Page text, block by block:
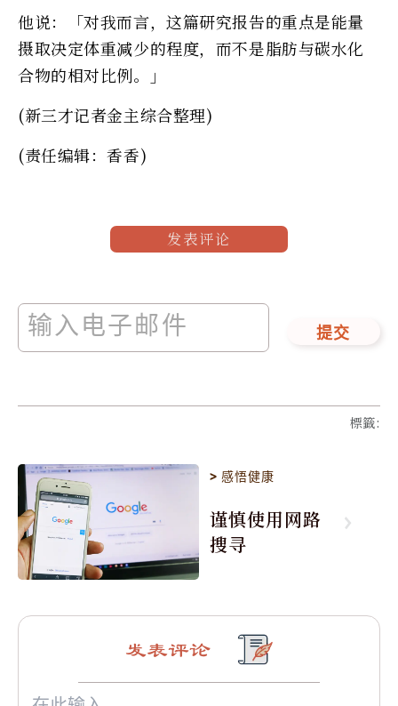
他说：「对我而言，这篇研究报告的重点是能量
摄取决定体重减少的程度，而不是脂肪与碳水化
合物的相对比例。」
(新三才记者金主综合整理)
(责任编辑：香香)
发表评论
提交
標籤:
>感悟健康
谨慎使用网路
搜寻
发表评论